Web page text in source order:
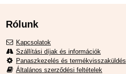
Rólunk
Kapcsolatok
Szállítási díjak és információk
Panaszkezelés és termékvisszaküldés
Általános szerződési feltételek